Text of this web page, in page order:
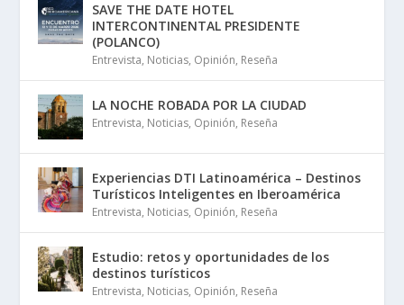
SAVE THE DATE HOTEL
INTERCONTINENTAL PRESIDENTE
(POLANCO)
Entrevista, Noticias, Opinión, Reseña
LA NOCHE ROBADA POR LA CIUDAD
Entrevista, Noticias, Opinión, Reseña
Experiencias DTI Latinoamérica – Destinos
Turísticos Inteligentes en Iberoamérica
Entrevista, Noticias, Opinión, Reseña
Estudio: retos y oportunidades de los
destinos turísticos
Entrevista, Noticias, Opinión, Reseña